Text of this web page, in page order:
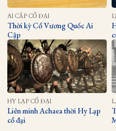
AI CẬP CỔ ĐẠI
Thời kỳ Cổ Vương Quốc Ai
Cập
HY LẠP CỔ ĐẠI
Liên minh Achaea thời Hy Lạp
cổ đại